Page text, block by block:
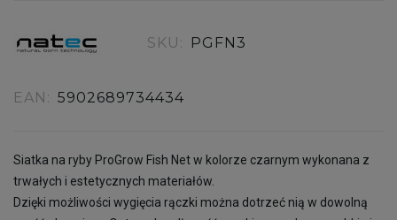
SKU: PGFN3
EAN: 5902689734434
Siatka na ryby ProGrow Fish Net w kolorze czarnym wykonana z
trwałych i estetycznych materiałów.
Dzięki możliwości wygięcia rączki można dotrzeć nią w dowolną